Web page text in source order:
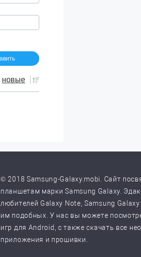
новые
© 2018 Samsung-Galaxy.mobi. Сайт
планшетам марки Samsung Galaxy.
любителей Galaxy Note, Samsung Galaxy
им подобных. У нас вы можете
игр для Android, с также скачать все
приложения и прошивки.